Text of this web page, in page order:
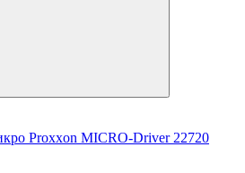
Proxxon MICRO-Driver 22720